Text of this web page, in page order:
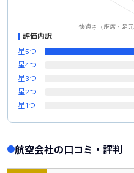
評価内訳
星5つ
星4つ
星3つ
星2つ
星1つ
航空会社の口コミ・評判